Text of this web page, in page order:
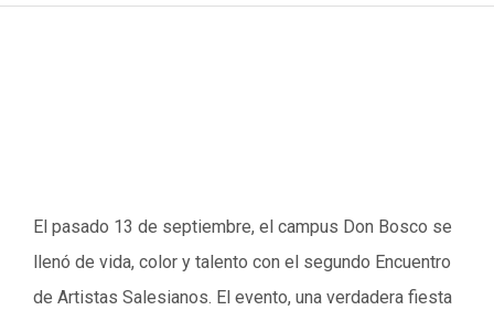
El pasado 13 de septiembre, el campus Don Bosco se
llenó de vida, color y talento con el segundo Encuentro
de Artistas Salesianos. El evento, una verdadera fiesta